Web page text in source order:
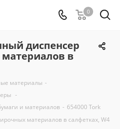
0
диспенсер
в
материалы -
-
и материалов - 654000 Tork
материалов в салфетках, W4